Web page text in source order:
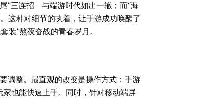
”三连招，与端游时代如出一辙；而“海
这种对细节的执着，让手游成功唤醒了
”熬夜奋战的青春岁月。
调整。最直观的改变是操作方式：手游
也能快速上手。同时，针对移动端屏